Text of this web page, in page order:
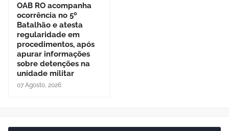
OAB RO acompanha
ocorrência no 5º
Batalhão e atesta
regularidade em
procedimentos, após
apurar informações
sobre detenções na
unidade militar
07 Agosto, 2026